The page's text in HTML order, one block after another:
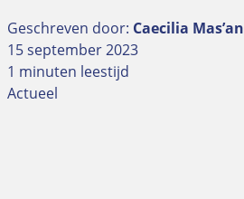
Geschreven door: Caecilia Mas’an
15 september 2023
1 minuten leestijd
Actueel